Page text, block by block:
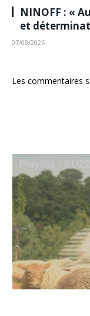
NINOFF : «
et
07/08/2026
Les commentaires